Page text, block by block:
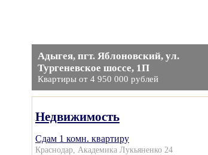
Адыгея, пгт. Яблоновский, ул.
Тургеневское шоссе, 1П
Квартиры от 4 950 000 рублей
Недвижимость
Сдам 1 комн. квартиру
Краснодар, Академика Лукьяненко 24